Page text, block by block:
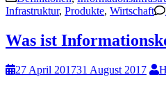
Infrastruktur, Produkte, Wirtschaft
Was ist
27 April 201731 August 2017